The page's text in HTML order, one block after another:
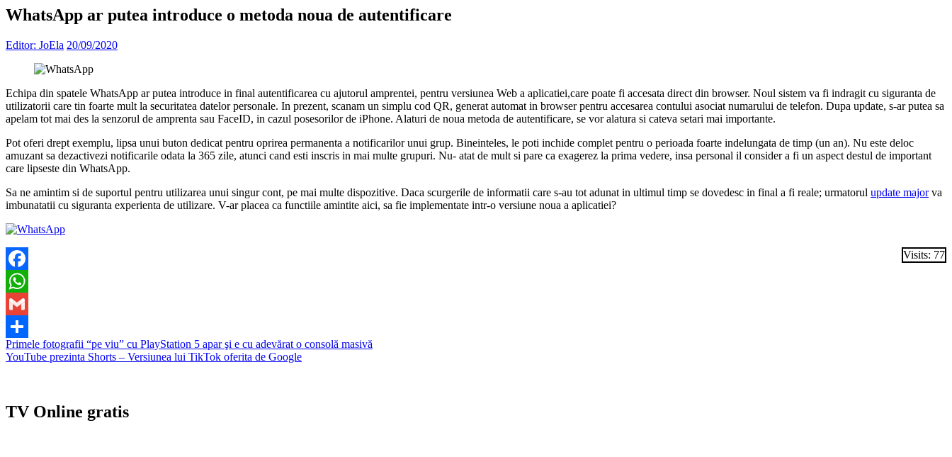
WhatsApp ar putea introduce o metoda noua de autentificare
Editor: JoEla 20/09/2020
Echipa din spatele WhatsApp ar putea introduce in final autentificarea cu ajutorul amprentei, pentru versiunea Web a aplicatiei,care poate fi accesata direct din browser. Noul sistem va fi indragit cu siguranta de
utilizatorii care tin foarte mult la securitatea datelor personale. In prezent, scanam un simplu cod QR, generat automat in browser pentru accesarea contului asociat numarului de telefon. Dupa update, s-ar putea sa
apelam tot mai des la senzorul de amprenta sau FaceID, in cazul posesorilor de iPhone. Alaturi de noua metoda de autentificare, se vor alatura si cateva setari mai importante.
Pot oferi drept exemplu, lipsa unui buton dedicat pentru oprirea permanenta a notificarilor unui grup. Bineinteles, le poti inchide complet pentru o perioada foarte indelungata de timp (un an). Nu este deloc
amuzant sa dezactivezi notificarile odata la 365 zile, atunci cand esti inscris in mai multe grupuri. Nu- atat de mult si pare ca exagerez la prima vedere, insa personal il consider a fi un aspect destul de important
care lipseste din WhatsApp.
Sa ne amintim si de suportul pentru utilizarea unui singur cont, pe mai multe dispozitive. Daca scurgerile de informatii care s-au tot adunat in ultimul timp se dovedesc in final a fi reale; urmatorul update majorva
imbunatatii cu siguranta experienta de utilizare. V-ar placea ca functiile amintite aici, sa fie implementate intr-o versiune noua a aplicatiei?
Visits: 77
Facebook
WhatsApp
Gmail
Partajează
Navigare
în
Primele fotografii “pe viu” cu PlayStation 5 apar şi e cu adevărat o consolă masivă
YouTube prezinta Shorts – Versiunea lui TikTok oferita de Google
TV Online gratis